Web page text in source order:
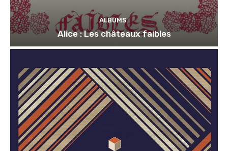
ALBUMS
Alice : Les châteaux faibles